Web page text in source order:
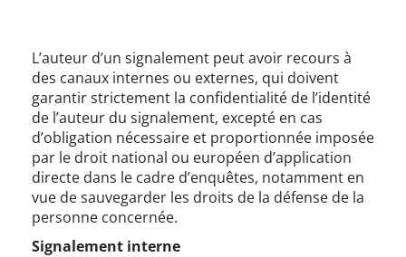
L’auteur d’un signalement peut avoir recours à
des canaux internes ou externes, qui doivent
garantir strictement la confidentialité de l’identité
de l’auteur du signalement, excepté en cas
d’obligation nécessaire et proportionnée imposée
par le droit national ou européen d’application
directe dans le cadre d’enquêtes, notamment en
vue de sauvegarder les droits de la défense de la
personne concernée.
Signalement interne